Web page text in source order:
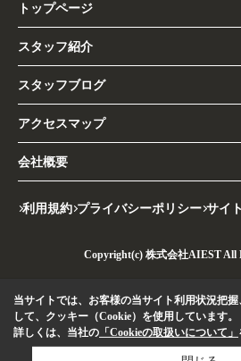
トップページ
スタッフ紹介
スタッフブログ
アクセスマップ
会社概要
利用規約 プライバシーポリシー サイ
Copyright(c) 株式会社AIEST All
当サイトでは、お客様の当サイト利用状況把
して、クッキー（Cookie）を使用しています。
詳しくは、当社の 「Cookieの取扱いについて」